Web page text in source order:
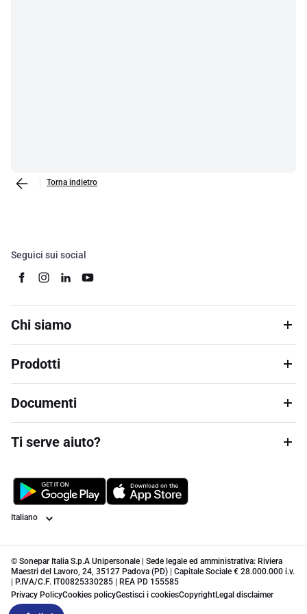
Torna indietro
Seguici sui social
Chi siamo
Prodotti
Documenti
Ti serve aiuto?
Lingua
© Sonepar Italia S.p.A Unipersonale | Sede legale ed amministrativa: Riviera
Maestri del Lavoro, 24, 35127 Padova (PD) | Capitale Sociale € 28.000.000 i.v.
| P.IVA/C.F. IT00825330285 | REA PD 155585
Privacy PolicyCookies policyGestisci i cookiesCopyrightLegal disclaimer